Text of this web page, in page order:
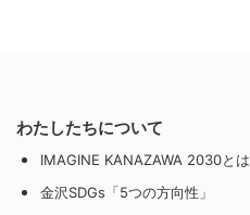
わたしたちについて
IMAGINE KANAZAWA 2030とは
金沢SDGs「5つの方向性」